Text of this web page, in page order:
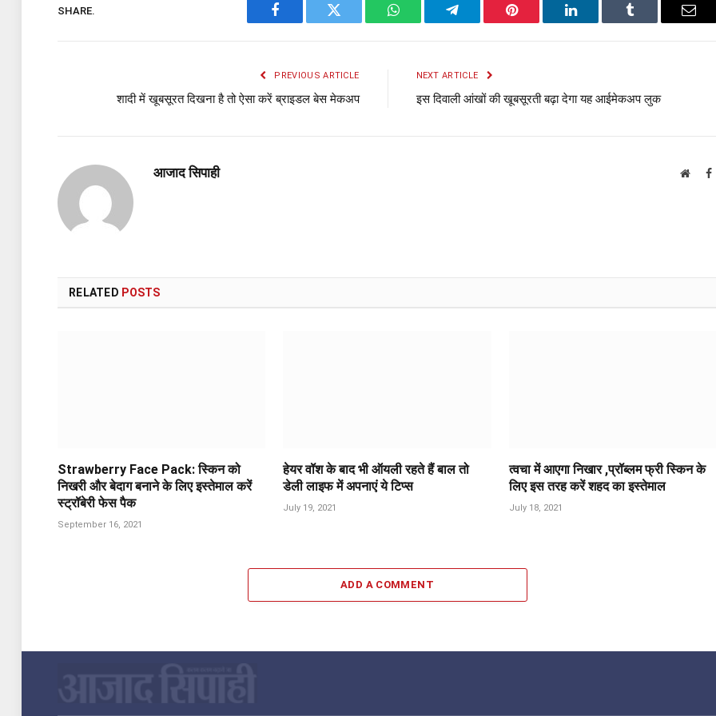
SHARE.
Facebook Twitter WhatsAppTelegram Pinterest LinkedIn Tumblr Email
PREVIOUS ARTICLE
शादी में खूबसूरत दिखना है तो ऐसा करें ब्राइडल बेस मेकअप
NEXT ARTICLE
इस दिवाली आंखों की खूबसूरती बढ़ा देगा यह आईमेकअप लुक
आजाद सिपाही
RELATED POSTS
Strawberry Face Pack: स्किन को
निखरी और बेदाग बनाने के लिए इस्तेमाल करें
स्ट्रॉबेरी फेस पैक
September 16, 2021
हेयर वॉश के बाद भी ऑयली रहते हैं बाल तो
डेली लाइफ में अपनाएं ये टिप्स
July 19, 2021
त्वचा में आएगा निखार ,प्रॉब्‍लम फ्री स्किन के
लिए इस तरह करें शहद का इस्तेमाल
July 18, 2021
ADD A COMMENT